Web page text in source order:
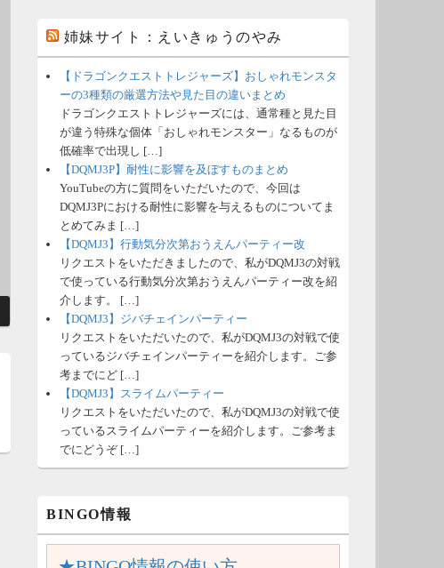
姉妹サイト：えいきゅうのやみ
【ドラゴンクエストトレジャーズ】おしゃれモンスタ
ーの3種類の厳選方法や見た目の違いまとめ
ドラゴンクエストトレジャーズには、通常種と見た目
が違う特殊な個体「おしゃれモンスター」なるものが
低確率で出現し […]
【DQMJ3P】耐性に影響を及ぼすものまとめ
YouTubeの方に質問をいただいたので、今回は
DQMJ3Pにおける耐性に影響を与えるものについてま
とめてみま […]
【DQMJ3】行動気分次第おうえんパーティー改
リクエストをいただきましたので、私がDQMJ3の対戦
で使っている行動気分次第おうえんパーティー改を紹
介します。 […]
【DQMJ3】ジバチェインパーティー
リクエストをいただいたので、私がDQMJ3の対戦で使
っているジバチェインパーティーを紹介します。ご参
考までにど […]
【DQMJ3】スライムパーティー
リクエストをいただいたので、私がDQMJ3の対戦で使
っているスライムパーティーを紹介します。ご参考ま
でにどうぞ […]
BINGO情報